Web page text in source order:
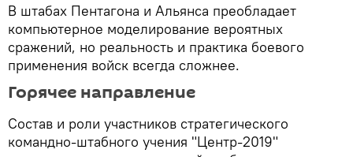
В штабах Пентагона и Альянса преобладает
компьютерное моделирование вероятных
сражений, но реальность и практика боевого
применения войск всегда сложнее.
Горячее направление
Состав и роли участников стратегического
командно-штабного учения "Центр-2019"